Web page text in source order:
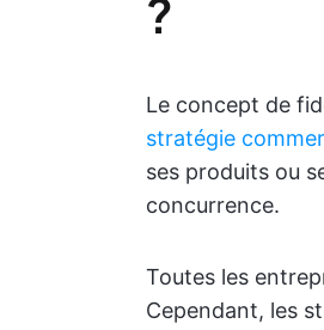
?
Le concept de
stratégie
ses produits ou
concurrence.
Toutes les
Cependant, les